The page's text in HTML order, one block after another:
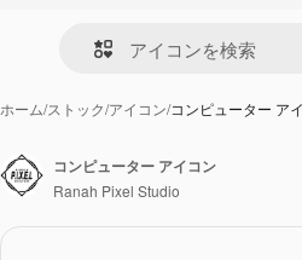
ホーム/ストック/アイコン/コンピューター ア
コンピューター アイコン
Ranah Pixel Studio